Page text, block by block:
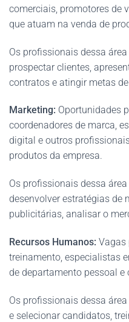
comerciais, promotores de
que atuam na venda de
Os profissionais dessa
prospectar clientes,
contratos e atingir metas
Marketing: Oportunidades
coordenadores de marca,
digital e outros
produtos da empresa.
Os profissionais dessa
desenvolver estratégias de
publicitárias, analisar o
Recursos Humanos: Vagas
treinamento, especialistas
de departamento pessoal e
Os profissionais dessa
e selecionar candidatos,